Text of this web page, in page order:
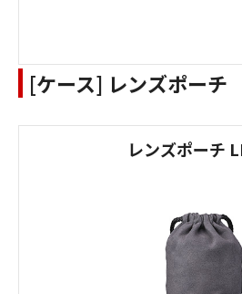
[ケース] レンズポーチ
レンズポーチ